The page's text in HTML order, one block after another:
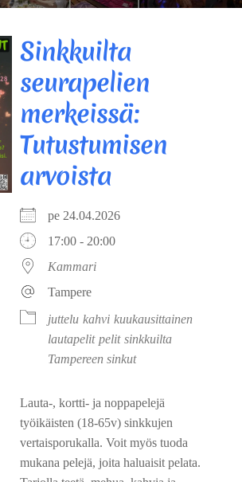
Sinkkuilta
seurapelien
merkeissä:
Tutustumisen
arvoista
pe 24.04.2026
17:00 - 20:00
Kammari
Tampere
juttelu kahvi kuukausittainen
lautapelit pelit sinkkuilta
Tampereen sinkut
Lauta-, kortti- ja noppapelejä
työikäisten (18-65v) sinkkujen
vertaisporukalla. Voit myös tuoda
mukana pelejä, joita haluaisit pelata.